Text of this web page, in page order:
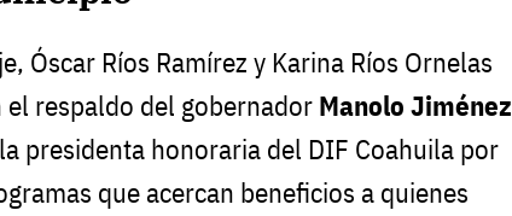
Óscar Ríos Ramírez y Karina Ríos Ornelas
el respaldo del gobernador Manolo Jiménez
presidenta honoraria del DIF Coahuila por
que acercan beneficios a quienes